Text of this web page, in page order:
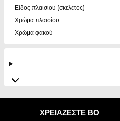
Είδος πλαισίου (σκελετός)
Χρώμα πλαισίου
Χρώμα φακού
ΧΡΕΙΆΖΕΣΤΕ ΒΟ